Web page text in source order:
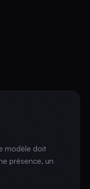
modèle doit
présence, un